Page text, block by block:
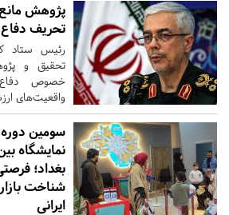
پژوهش
تحریف
رئیس ستاد
تحقیق و
خصوص
واقعیت‌های
سومین دوره
نمایشگاه
بغداد؛
شناخت
ایرانی